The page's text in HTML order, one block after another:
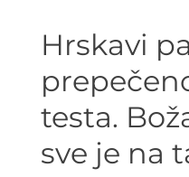
Hrskavi
testa.
sve je na